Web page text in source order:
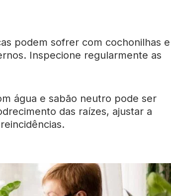
podem sofrer com cochonilhas e
Inspecione regularmente as
água e sabão neutro pode ser
das raízes, ajustar a